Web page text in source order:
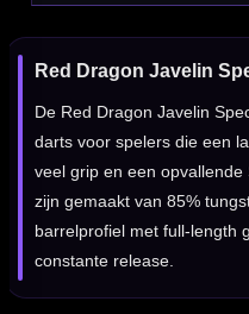
Red Dragon Javelin
De Red Dragon Javelin
darts voor spelers die een
veel grip en een
zijn gemaakt van 85%
barrelprofiel met full-length
constante release.